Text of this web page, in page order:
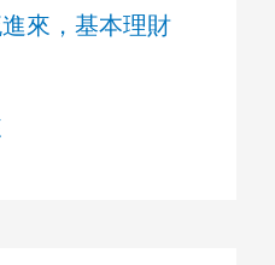
來，基本理財